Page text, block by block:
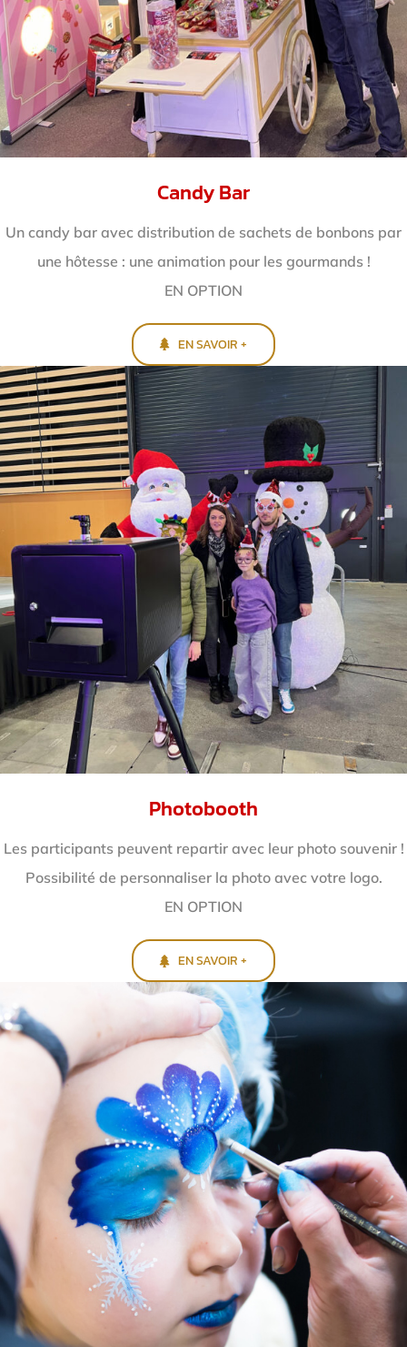
Candy Bar
Un candy bar avec distribution de sachets de bonbons par
une hôtesse : une animation pour les gourmands !
EN OPTION
EN SAVOIR +
Photobooth
Les participants peuvent repartir avec leur photo souvenir !
Possibilité de personnaliser la photo avec votre logo.
EN OPTION
EN SAVOIR +